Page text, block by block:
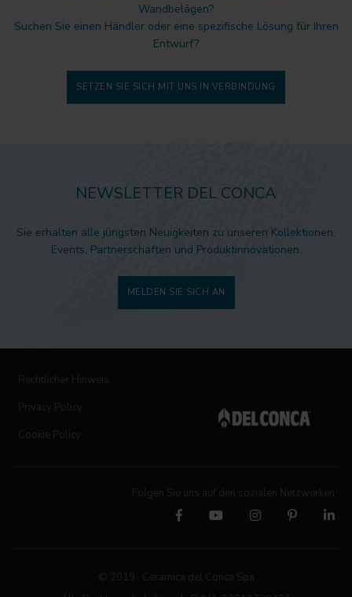
Wandbelägen?
Suchen Sie einen Händler oder eine spezifische Lösung für Ihren
Entwurf?
SETZEN SIE SICH MIT UNS IN VERBINDUNG
NEWSLETTER DEL CONCA
Sie erhalten alle jüngsten Neuigkeiten zu unseren Kollektionen,
Events, Partnerschaften und Produktinnovationen.
MELDEN SIE SICH AN
Rechtlicher Hinweis
Privacy Policy
Cookie Policy
Folgen Sie uns auf den sozialen Netzwerken
© 2019 Ceramica del Conca Spa